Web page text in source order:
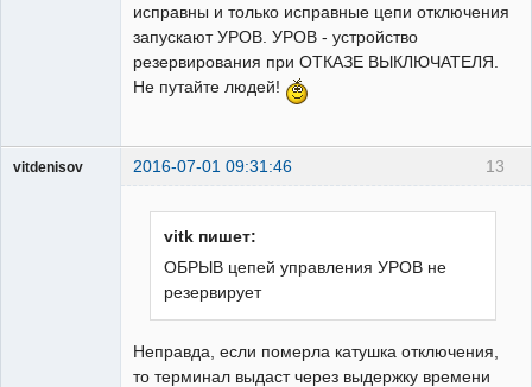
исправны и только исправные цепи отключения
запускают УРОВ. УРОВ - устройство
резервирования при ОТКАЗЕ ВЫКЛЮЧАТЕЛЯ.
Не путайте людей!
13
vitdenisov 2016-07-01 09:31:46
vitk пишет:
ОБРЫВ цепей управления УРОВ не
резервирует
Неправда, если померла катушка отключения,
то терминал выдаст через выдержку времени